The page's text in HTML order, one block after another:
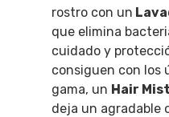
rostro con un
que elimina
cuidado y
consiguen con los
gama, un Hair Mist
deja un agradable